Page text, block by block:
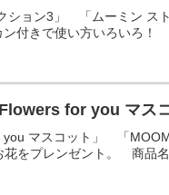
ション3」 「ムーミン ス
ン付きで使い方いろい
for you マス
マスコット」 「
花をプレンゼント。 商